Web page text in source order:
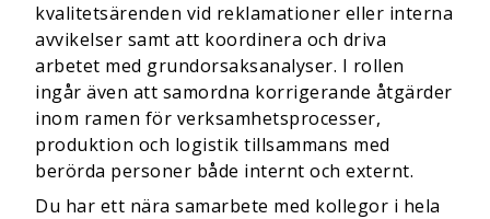
kvalitetsärenden vid reklamationer eller interna
avvikelser samt att koordinera och driva
arbetet med grundorsaksanalyser. I rollen
ingår även att samordna korrigerande åtgärder
inom ramen för verksamhetsprocesser,
produktion och logistik tillsammans med
berörda personer både internt och externt.
Du har ett nära samarbete med kollegor i hela